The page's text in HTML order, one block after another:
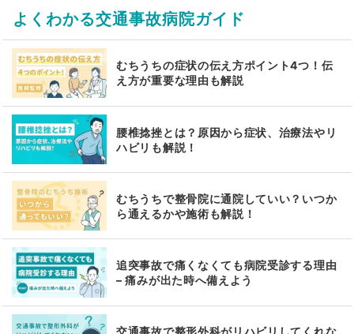
よくわかる交通事故病院ガイド
むちうちの症状の伝え方ポイント4つ！伝
え方が重要な理由も解説
腰椎捻挫とは？原因から症状、治療法やリ
ハビリも解説！
むちうちで整骨院に通院していい？いつか
ら通えるかや施術も解説！
追突事故で痛くなくても病院受診する理由
– 痛みが出た時へ備えよう